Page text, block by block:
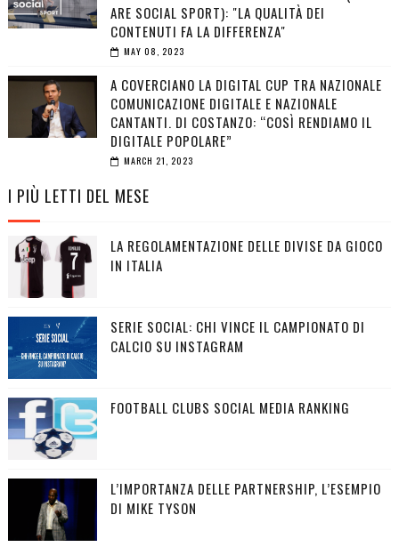
ARE SOCIAL SPORT): "LA QUALITÀ DEI
CONTENUTI FA LA DIFFERENZA"
MAY 08, 2023
A COVERCIANO LA DIGITAL CUP TRA NAZIONALE
COMUNICAZIONE DIGITALE E NAZIONALE
CANTANTI. DI COSTANZO: “COSÌ RENDIAMO IL
DIGITALE POPOLARE”
MARCH 21, 2023
I PIÙ LETTI DEL MESE
LA REGOLAMENTAZIONE DELLE DIVISE DA GIOCO
IN ITALIA
SERIE SOCIAL: CHI VINCE IL CAMPIONATO DI
CALCIO SU INSTAGRAM
FOOTBALL CLUBS SOCIAL MEDIA RANKING
L’IMPORTANZA DELLE PARTNERSHIP, L’ESEMPIO
DI MIKE TYSON